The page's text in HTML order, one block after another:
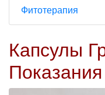
Фитотерапия
Капсулы